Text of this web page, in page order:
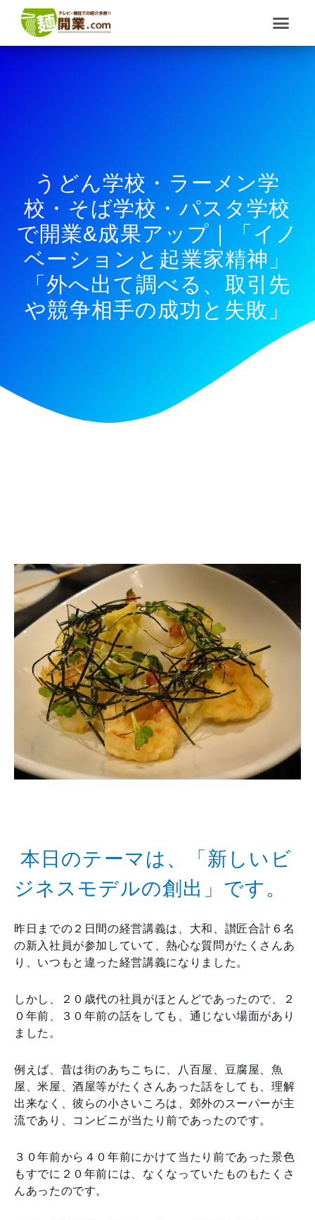
メ
ニ
ュ
うどん学校・ラーメン学
校・そば学校・パスタ学校
で開業&成果アップ｜「イノ
ベーションと起業家精神」
「外へ出て調べる、取引先
や競争相手の成功と失敗」
本日のテーマは、「新しいビ
ジネスモデルの創出」です。
昨日までの２日間の経営講義は、大和、讃匠合計６名
の新入社員が参加していて、熱心な質問がたくさんあ
り、いつもと違った経営講義になりました。
しかし、２０歳代の社員がほとんどであったので、２
０年前、３０年前の話をしても、通じない場面があり
ました。
例えば、昔は街のあちこちに、八百屋、豆腐屋、魚
屋、米屋、酒屋等がたくさんあった話をしても、理解
出来なく、彼らの小さいころは、郊外のスーパーが主
流であり、コンビニが当たり前であったのです。
３０年前から４０年前にかけて当たり前であった景色
もすでに２０年前には、なくなっていたものもたくさ
んあったのです。